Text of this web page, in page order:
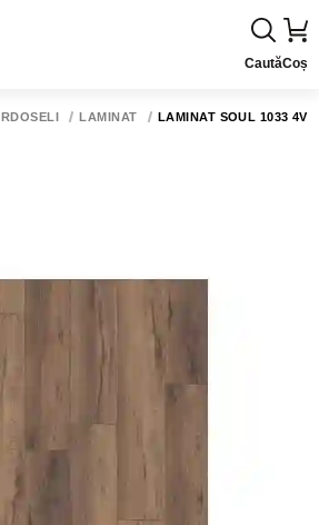
CautăCoș
LAMINAT LAMINAT SOUL 1033 4V